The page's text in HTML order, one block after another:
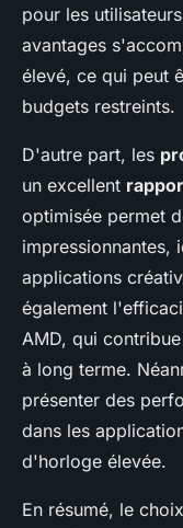
pour les
avantages
élevé, ce qui peut
budgets restreints.
D'autre part, les
un excellent
optimisée permet
impressionnantes,
applications
également
AMD, qui
à long terme.
présenter des
dans les
d'horloge élevée.
En résumé, le